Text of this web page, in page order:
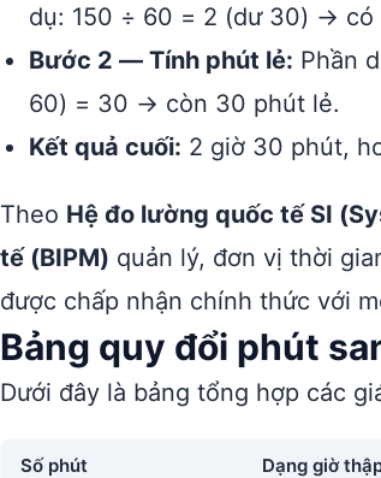
dụ: 150 ÷ 60 = 2 (dư 30) → có
Bước 2 — Tính phút lẻ: Phần
60) = 30 → còn 30 phút lẻ.
Kết quả cuối: 2 giờ 30 phút,
Theo Hệ đo lường quốc tế SI
tế (BIPM) quản lý, đơn vị thời
được chấp nhận chính thức với
Bảng quy đổi phút
Dưới đây là bảng tổng hợp các
Số phút Dạng giờ